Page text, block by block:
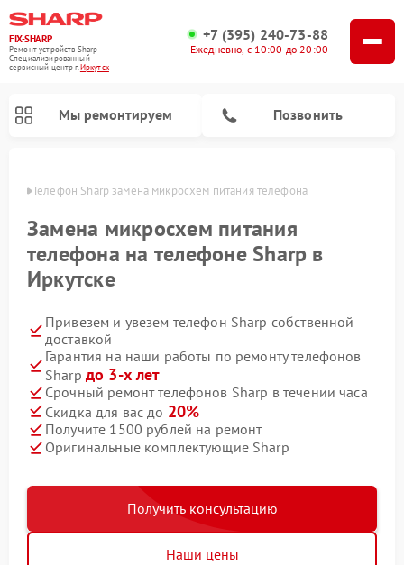
FIX-SHARP
Ремонт устройств Sharp
Специализированный
cервисный центр г.Иркутск
+7 (395) 240-73-88
Ежедневно, с 10:00 до 20:00
Мы ремонтируем Позвонить
Телефон Sharp замена микросхем питания телефона
Замена микросхем питания
телефона на телефоне Sharp в
Иркутске
Привезем и увезем телефон Sharp собственной
доставкой
Гарантия на наши работы по ремонту телефонов
Sharp до 3-х лет
Срочный ремонт телефонов Sharp в течении часа
Скидка для вас до 20%
Получите 1500 рублей на ремонт
Оригинальные комплектующие Sharp
Получить консультацию
Наши цены